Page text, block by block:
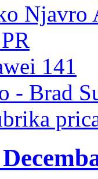
Njavro
141
- Brad